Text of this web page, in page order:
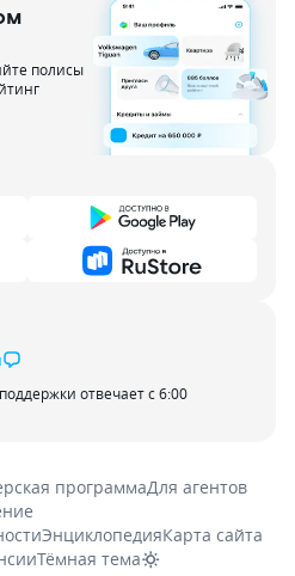
полисы
отвечает с 6:00
программаДля агентов
ЭнциклопедияКарта сайта
Тёмная тема